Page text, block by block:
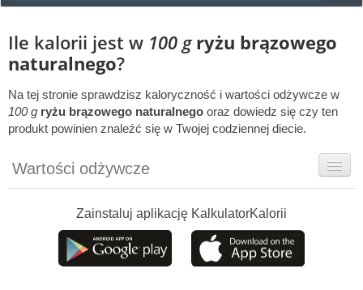
Ile kalorii jest w 100 g ryżu brązowego
naturalnego?
Na tej stronie sprawdzisz kaloryczność i wartości odżywcze w
100 g ryżu brązowego naturalnego oraz dowiedz się czy ten
produkt powinien znaleźć się w Twojej codziennej diecie.
Wartości odżywcze
Ciekawostki
Ile możesz zjeść?
Zainstaluj aplikację KalkulatorKalorii